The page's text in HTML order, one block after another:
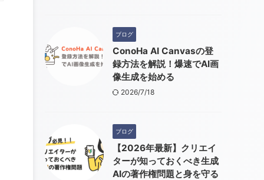
ブログ
ConoHa AI Canvasの登
録方法を解説！爆速でAI画
像生成を始める
2026/7/18
ブログ
【2026年最新】クリエイ
ターが知っておくべき生成
AIの著作権問題と身を守る